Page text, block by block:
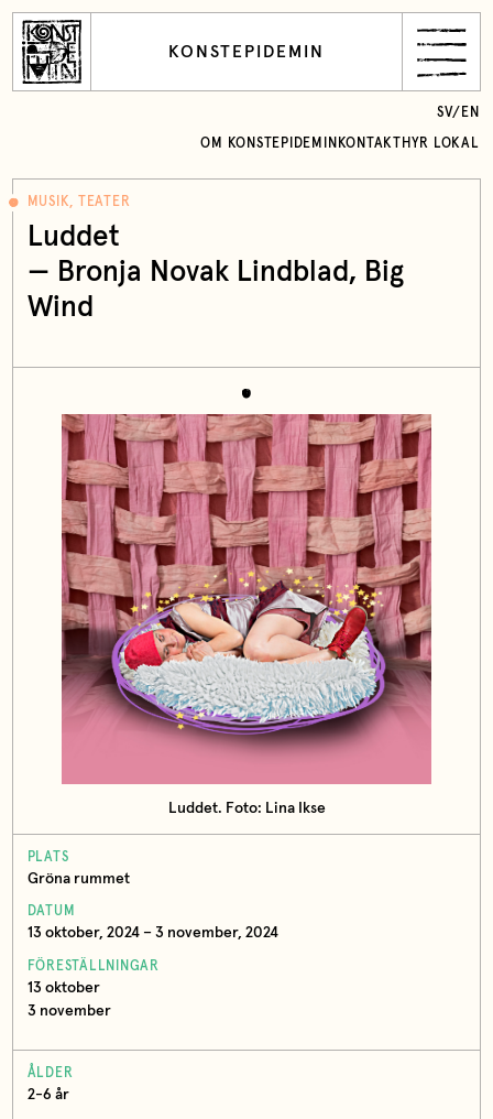
KONSTEPIDEMIN
OM KONSTEPIDEMIN KONTAKT HYR LOKAL
SV/ EN
MUSIK, TEATER
Luddet
— Bronja Novak Lindblad, Big
Wind
Luddet. Foto: Lina Ikse
PLATS
Gröna rummet
DATUM
13 oktober, 2024 – 3 november, 2024
FÖRESTÄLLNINGAR
13 oktober
3 november
ÅLDER
2-6 år